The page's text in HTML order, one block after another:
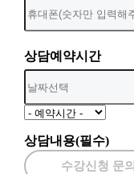
상담예약시간
상담내용(필수)
수강신청 문의